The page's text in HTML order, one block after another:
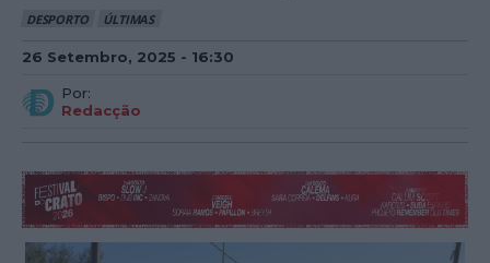
DESPORTO ÚLTIMAS
26 Setembro, 2025 - 16:30
Por:
Redacção